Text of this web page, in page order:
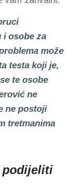
i osobe za
može
testa koji je,
te osobe
ne
ne postoji
tretmanima
podijeliti